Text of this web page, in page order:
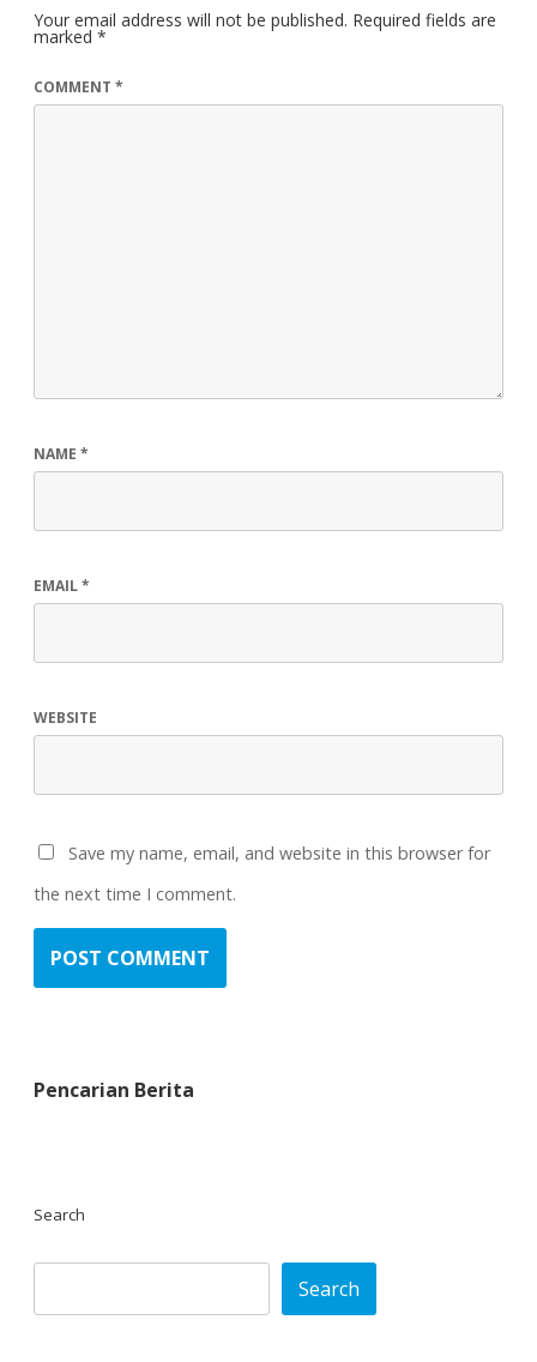
Your email address will not be published. Required fields are
marked *
COMMENT *
NAME *
EMAIL*
WEBSITE
Save my name, email, and website in this browser for
the next time I comment.
Pencarian Berita
Search
Search